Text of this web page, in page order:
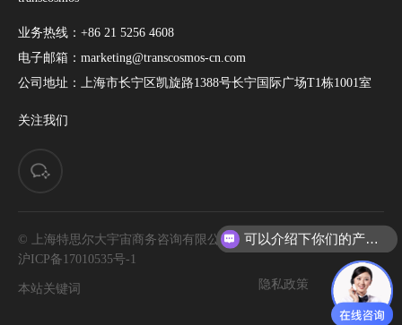
业务热线： +86 21 5256 4608
电子邮箱： marketing@transcosmos-cn.com
公司地址：
上海市长宁区凯旋路1388号长宁国际广场T1栋1001室
关注我们
© 上海特思尔大宇宙商务咨询有限公司. All rights reserved. |
沪ICP备17010535号-1
本站关键词 隐私政策 网站地图
可以介绍下你们的产品么